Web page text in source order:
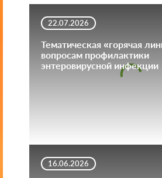
22.07.2026
Тематическая «горячая
вопросам профилактики
энтеровирусной инфекции
16.06.2026